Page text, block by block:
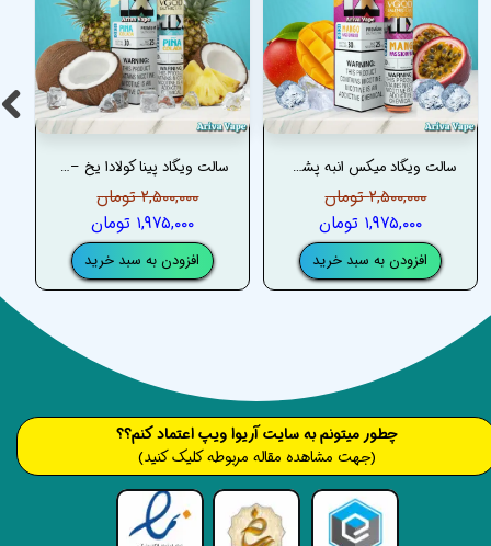
سالت ویگاد پینا کولادا یخ – VGOD MIX ICED PINA COLADA SALT
۲,۵۰۰,۰۰۰ تومان
۱,۹۷۵,۰۰۰ تومان
افزودن به سبد خرید
سالت ویگاد میکس انبه پشن فروت یخ – VGOD MIX ICED MANGO PASSIONFRUIT SALT
۲,۵۰۰,۰۰۰ تومان
۱,۹۷۵,۰۰۰ تومان
افزودن به سبد خرید
​​​چطور میتونم به سایت آریوا ویپ اعتماد کنم؟؟
(جهت مشاهده مقاله مربوطه کلیک کنید)